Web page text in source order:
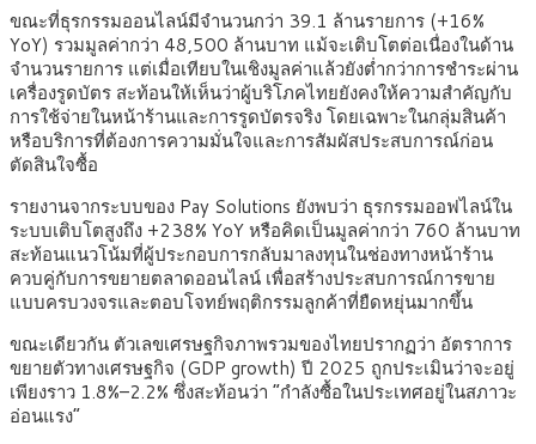
ขณะที่ธุรกรรมออนไลน์มีจำนวนกว่า 39.1 ล้านรายการ (+16%
YoY) รวมมูลค่ากว่า 48,500 ล้านบาท แม้จะเติบโตต่อเนื่องในด้าน
จำนวนรายการ แต่เมื่อเทียบในเชิงมูลค่าแล้วยังต่ำกว่าการชำระผ่าน
เครื่องรูดบัตร สะท้อนให้เห็นว่าผู้บริโภคไทยยังคงให้ความสำคัญกับ
การใช้จ่ายในหน้าร้านและการรูดบัตรจริง โดยเฉพาะในกลุ่มสินค้า
หรือบริการที่ต้องการความมั่นใจและการสัมผัสประสบการณ์ก่อน
ตัดสินใจซื้อ
รายงานจากระบบของ Pay Solutions ยังพบว่า ธุรกรรมออฟไลน์ใน
ระบบเติบโตสูงถึง +238% YoY หรือคิดเป็นมูลค่ากว่า 760 ล้านบาท
สะท้อนแนวโน้มที่ผู้ประกอบการกลับมาลงทุนในช่องทางหน้าร้าน
ควบคู่กับการขยายตลาดออนไลน์ เพื่อสร้างประสบการณ์การขาย
แบบครบวงจรและตอบโจทย์พฤติกรรมลูกค้าที่ยืดหยุ่นมากขึ้น
ขณะเดียวกัน ตัวเลขเศรษฐกิจภาพรวมของไทยปรากฏว่า อัตราการ
ขยายตัวทางเศรษฐกิจ (GDP growth) ปี 2025 ถูกประเมินว่าจะอยู่
เพียงราว 1.8%–2.2% ซึ่งสะท้อนว่า “กำลังซื้อในประเทศอยู่ในสภาวะ
อ่อนแรง”